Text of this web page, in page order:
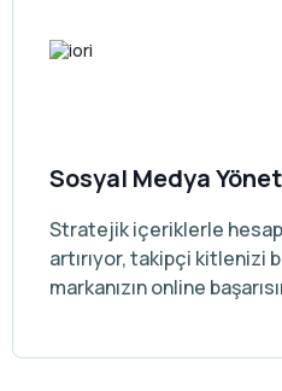
Sosyal Medya
Stratejik içeriklerle
artırıyor, takipçi kitlenizi
markanızın online